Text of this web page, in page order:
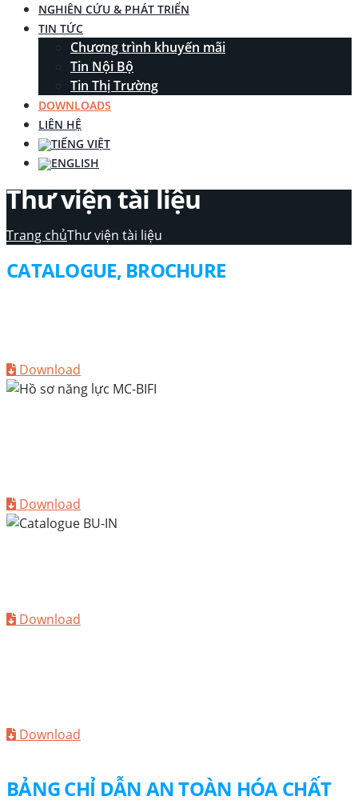
NGHIÊN CỨU & PHÁT TRIỂN
TIN TỨC
Chương trình khuyến mãi
Tin Nội Bộ
Tin Thị Trường
DOWNLOADS
LIÊN HỆ
Thư viện tài liệu
Trang chủThư viện tài liệu
CATALOGUE, BROCHURE
Download
Download
Download
Download
BẢNG CHỈ DẪN AN TOÀN HÓA CHẤT